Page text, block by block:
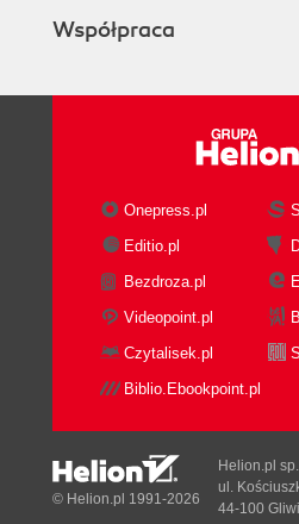
Współpraca
Onepress.pl
Editio.pl
Bezdroza.pl
Videopoint.pl
Czytalisek.pl
Biblio.Ebookpoint.pl
© Helion.pl 1991-2026
Helion.pl sp.
ul.
44-100